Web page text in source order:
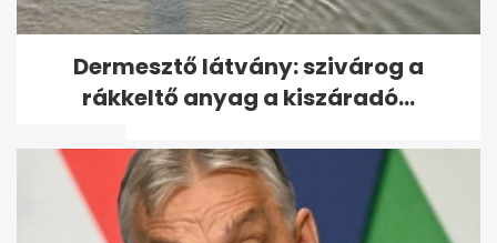
Szabálytalanul előzött, Volán-
buszt döntött árokba 38
utassal
Dermesztő látvány: szivárog a
rákkeltő anyag a kiszáradó...